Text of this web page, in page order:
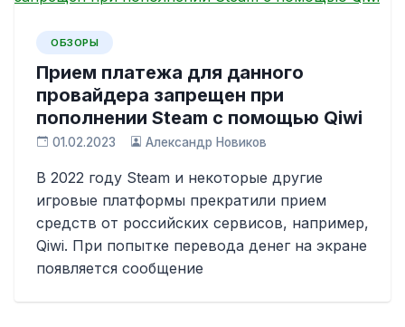
ОБЗОРЫ
Прием платежа для данного
провайдера запрещен при
пополнении Steam с помощью Qiwi
01.02.2023 Александр Новиков
В 2022 году Steam и некоторые другие
игровые платформы прекратили прием
средств от российских сервисов, например,
Qiwi. При попытке перевода денег на экране
появляется сообщение